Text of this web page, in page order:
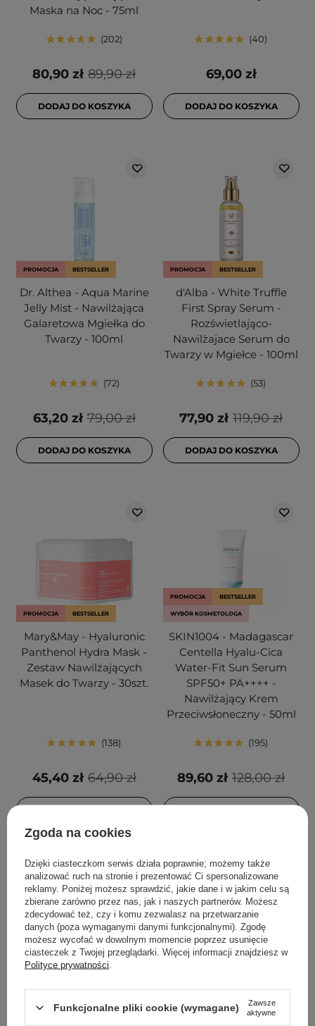
Maska na Noc - 75ml
202
89,90 zł
80,90 zł
DODAJ DO KOSZYKA
40
69,00 zł
DODAJ DO KOSZYKA
PROMOCJA BESTSELLER
Dr. Althea - Aqua Marine
Jelly Mist - Nawilżająca
Galaretowa Mgiełka do
Twarzy - 100ml
72
79,00 zł
63,20 zł
DODAJ DO KOSZYKA
PROMOCJA BESTSELLER
d'Alba - White Truffle
First Spray Serum -
Rozświetlająco-
Nawilżajace Serum do
Twarzy w Mgiełce - 100ml
53
119,90 zł
77,90 zł
DODAJ DO KOSZYKA
PROMOCJA BESTSELLER
Mary&May - Hyaluronic
Panthenol Hydra Mask -
Zestaw Nawilżających
Masek do Twarzy - 30szt.
138
64,90 zł
45,40 zł
PROMOCJA BESTSELLER
WYBÓR KOSMETOLOGA
SKIN1004 - Madagascar
Centella Hyalu-Cica
Water-Fit Sun Serum
SPF50+ PA++++ -
Nawilżający Krem
Przeciwsłoneczny - 50ml
195
128,00 zł
89,60 zł
Cream - Nawilżający
Quercetinol Pore Deep
Zgoda na cookies
Dzięki ciasteczkom serwis działa poprawnie; możemy także
analizować ruch na stronie i prezentować Ci spersonalizowane
reklamy. Poniżej możesz sprawdzić, jakie dane i w jakim celu są
zbierane zarówno przez nas, jak i naszych partnerów. Możesz
zdecydować też, czy i komu zezwalasz na przetwarzanie
danych (poza wymaganymi danymi funkcjonalnymi). Zgodę
możesz wycofać w dowolnym momencie poprzez usunięcie
ciasteczek z Twojej przeglądarki. Więcej informacji znajdziesz w
Polityce prywatności
Funkcjonalne pliki cookie (wymagane)
Zawsze
aktywne